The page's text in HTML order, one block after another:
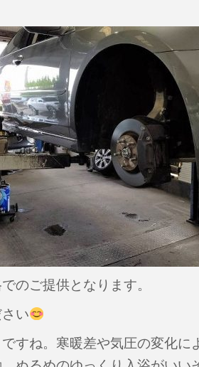
のご提供となります。
い
すね。寒暖差や気圧の変化に